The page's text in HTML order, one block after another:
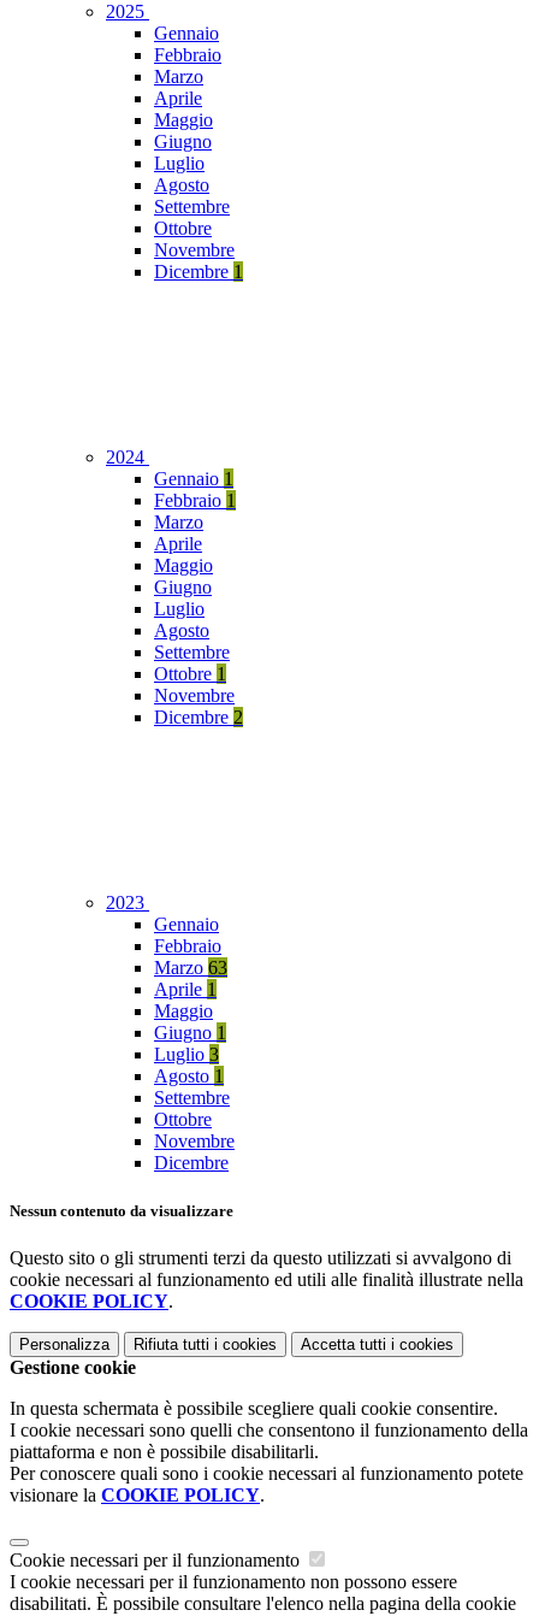
2025
Gennaio
Febbraio
Marzo
Aprile
Maggio
Giugno
Luglio
Agosto
Settembre
Ottobre
Novembre
Dicembre 1
2024
Gennaio 1
Febbraio 1
Marzo
Aprile
Maggio
Giugno
Luglio
Agosto
Settembre
Ottobre 1
Novembre
Dicembre 2
2023
Gennaio
Febbraio
Marzo 63
Aprile 1
Maggio
Giugno 1
Luglio 3
Agosto 1
Settembre
Ottobre
Novembre
Dicembre
Nessun contenuto da visualizzare
Questo sito o gli strumenti terzi da questo utilizzati si avvalgono di
cookie necessari al funzionamento ed utili alle finalità illustrate nella
COOKIE POLICY.
Personalizza Rifiuta tutti i cookies Accetta tutti i cookies
Gestione cookie
In questa schermata è possibile scegliere quali cookie consentire.
I cookie necessari sono quelli che consentono il funzionamento della
piattaforma e non è possibile disabilitarli.
Per conoscere quali sono i cookie necessari al funzionamento potete
visionare la COOKIE POLICY.
Cookie necessari per il funzionamento
I cookie necessari per il funzionamento non possono essere
disabilitati. È possibile consultare l'elenco nella pagina della cookie